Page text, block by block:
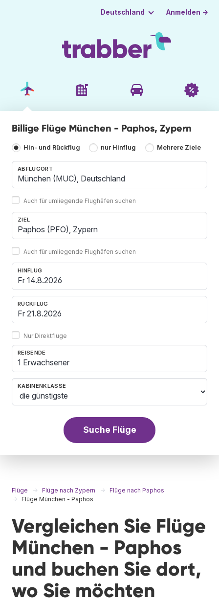
Deutschland Anmelden →
Billige Flüge München - Paphos, Zypern
Hin- und Rückflug nur Hinflug Mehrere Ziele
ABFLUGORT
Auch für umliegende Flughäfen suchen
ZIEL
Auch für umliegende Flughäfen suchen
HINFLUG
RÜCKFLUG
Nur Direktflüge
REISENDE
1 Erwachsener
KABINENKLASSE
Suche Flüge
Flüge Flüge nach Zypern
Flüge nach Paphos
Flüge München - Paphos
Vergleichen Sie Flüge
München - Paphos
und buchen Sie dort,
wo Sie möchten